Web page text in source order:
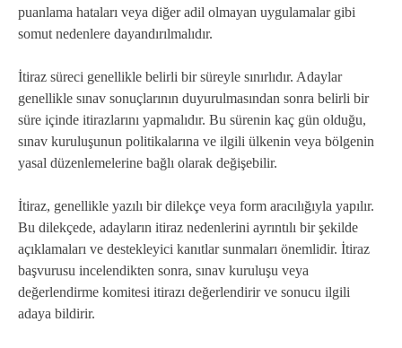
puanlama hataları veya diğer adil olmayan uygulamalar gibi
somut nedenlere dayandırılmalıdır.
İtiraz süreci genellikle belirli bir süreyle sınırlıdır. Adaylar
genellikle sınav sonuçlarının duyurulmasından sonra belirli bir
süre içinde itirazlarını yapmalıdır. Bu sürenin kaç gün olduğu,
sınav kuruluşunun politikalarına ve ilgili ülkenin veya bölgenin
yasal düzenlemelerine bağlı olarak değişebilir.
İtiraz, genellikle yazılı bir dilekçe veya form aracılığıyla yapılır.
Bu dilekçede, adayların itiraz nedenlerini ayrıntılı bir şekilde
açıklamaları ve destekleyici kanıtlar sunmaları önemlidir. İtiraz
başvurusu incelendikten sonra, sınav kuruluşu veya
değerlendirme komitesi itirazı değerlendirir ve sonucu ilgili
adaya bildirir.